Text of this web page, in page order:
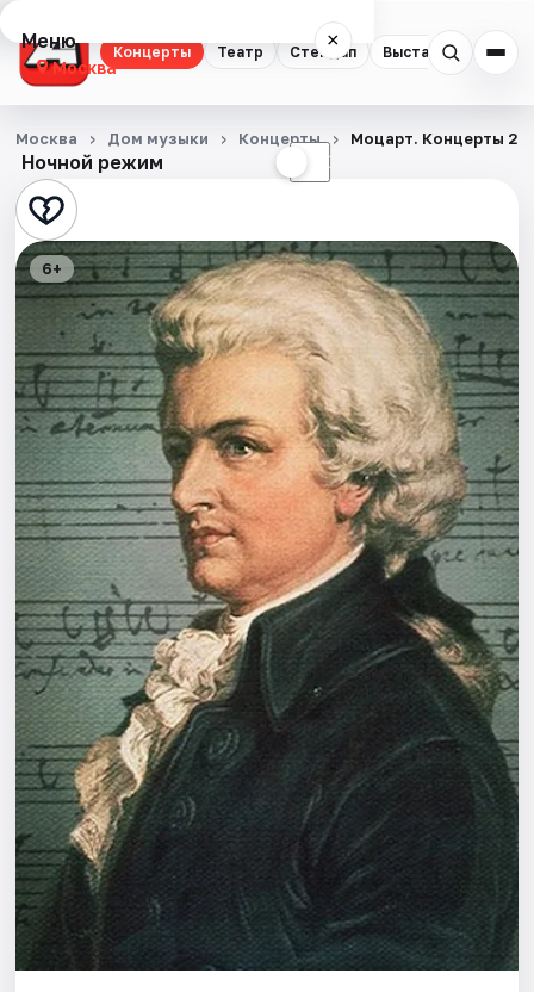
Концерты Театр Стендап Выставки
Меню ×
Москва
Концерты
Театр
Стендап
Выставки
Квесты
Экскурсии
Спорт
События
Города
Площадки
Артисты
Рейтинги
Ночной режим ☾
Москва Дом музыки Концерты Моцарт. Концерты
6+